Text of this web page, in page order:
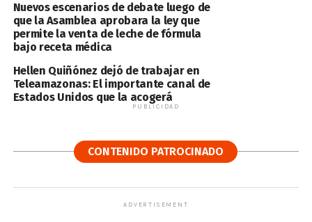
Nuevos escenarios de debate luego de
que la Asamblea aprobara la ley que
permite la venta de leche de fórmula
bajo receta médica
Hellen Quiñónez dejó de trabajar en
Teleamazonas: El importante canal de
Estados Unidos que la acogerá
PUBLICIDAD
CONTENIDO PATROCINADO
ADVERTISEMENT